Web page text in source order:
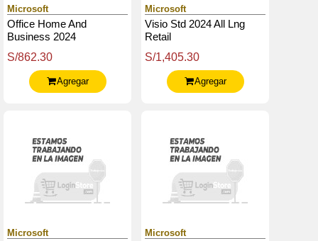
Microsoft
Office Home And
Business 2024
S/862.30
Agregar
Microsoft
Visio Std 2024 All Lng
Retail
S/1,405.30
Agregar
Microsoft Microsoft